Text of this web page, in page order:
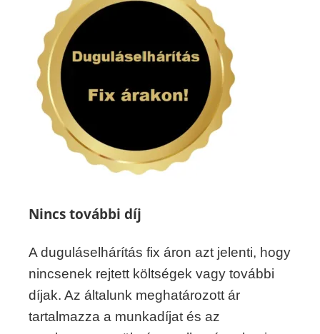
Nincs további díj
A duguláselhárítás fix áron azt jelenti, hogy
nincsenek rejtett költségek vagy további
díjak. Az általunk meghatározott ár
tartalmazza a munkadíjat és az